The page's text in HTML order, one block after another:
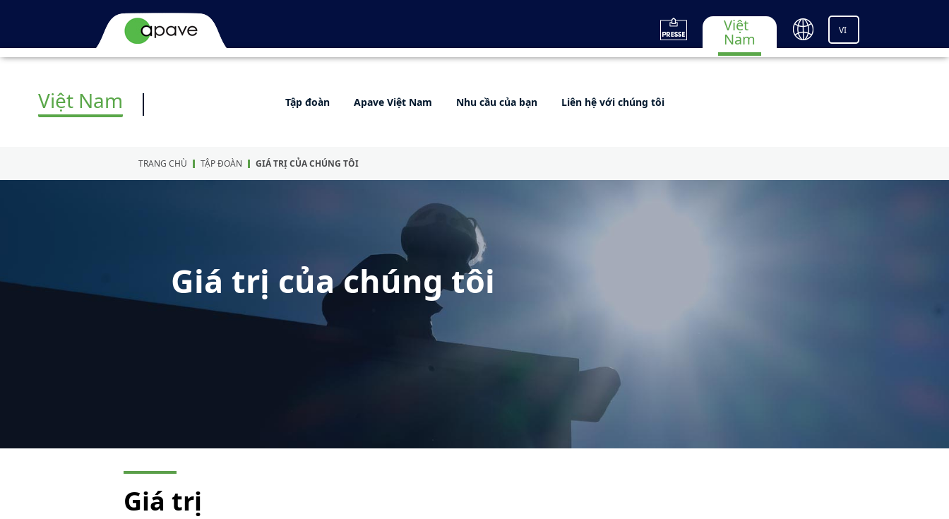
Việt
Nam VI
Việt Nam Tập đoàn Apave Việt Nam Nhu cầu của bạn Liên hệ với chúng tôi
TRANG CHÙ TẬP ĐOÀN GIÁ TRỊ CỦA CHÚNG TÔI
Giá trị của chúng tôi
Giá trị